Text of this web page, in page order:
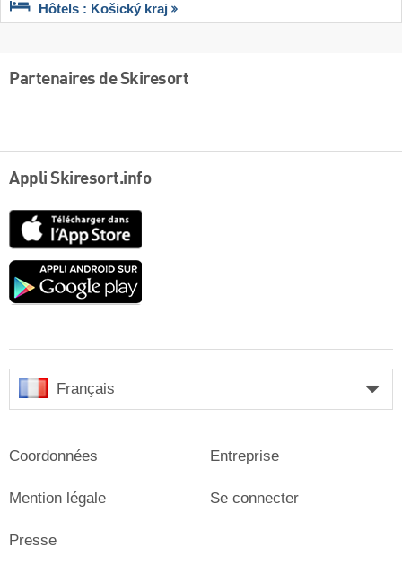
Hôtels : Košický kraj
Partenaires de Skiresort
Appli Skiresort.info
Google
Français
Coordonnées
Mention légale
Presse
Entreprise
Se connecter